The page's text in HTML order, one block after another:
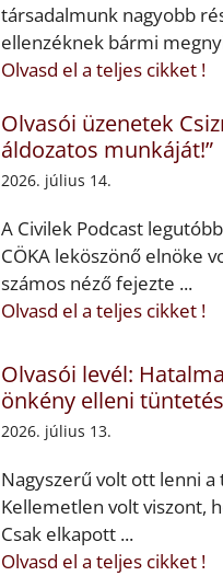
társadalmunk nagyobb
ellenzéknek bármi
Olvasd el a teljes cikket !
Olvasói üzenetek
áldozatos munkáját!”
2026. július 14.
A Civilek Podcast
CÖKA leköszönő elnöke
számos néző fejezte ...
Olvasd el a teljes cikket !
Olvasói levél:
önkény elleni
2026. július 13.
Nagyszerű volt ott lenni
Kellemetlen volt viszont,
Csak elkapott ...
Olvasd el a teljes cikket !